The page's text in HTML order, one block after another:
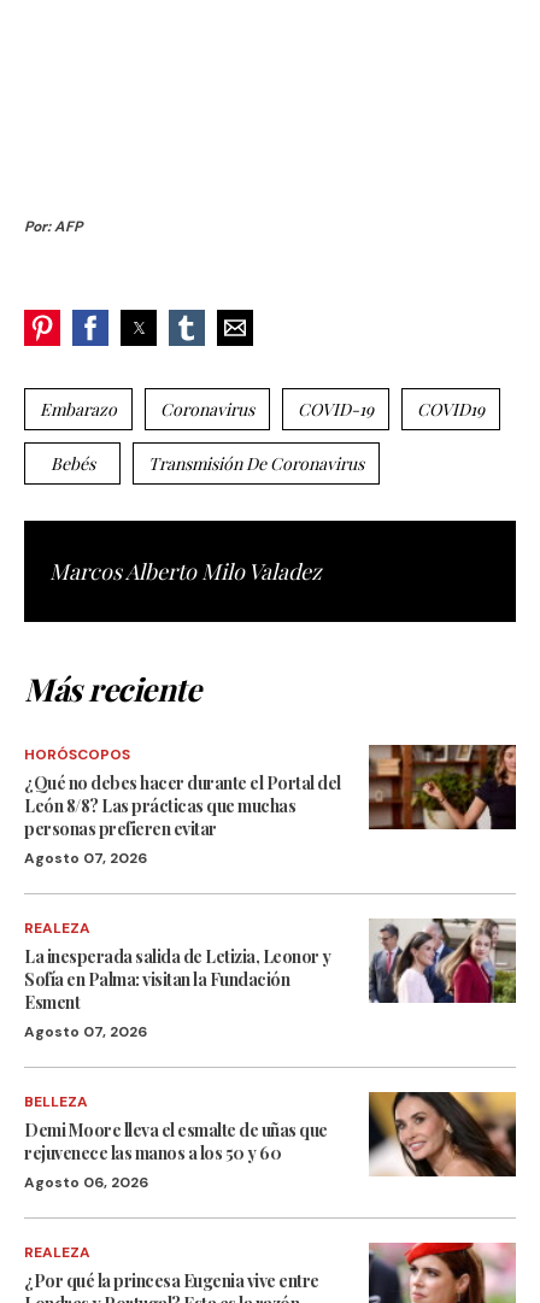
Por: AFP
Embarazo Coronavirus COVID-19 COVID19
Bebés Transmisión De Coronavirus
Marcos Alberto Milo Valadez
Más reciente
HORÓSCOPOS
¿Qué no debes hacer durante el Portal del
León 8/8? Las prácticas que muchas
personas prefieren evitar
Agosto 07, 2026
REALEZA
La inesperada salida de Letizia, Leonor y
Sofía en Palma: visitan la Fundación
Esment
Agosto 07, 2026
BELLEZA
Demi Moore lleva el esmalte de uñas que
rejuvenece las manos a los 50 y 60
Agosto 06, 2026
REALEZA
¿Por qué la princesa Eugenia vive entre